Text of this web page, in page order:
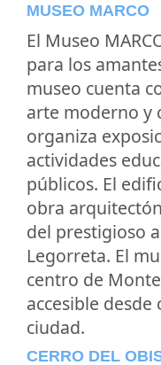
MUSEO MARCO
El Museo
para los
museo cuenta
arte moderno y
organiza
actividades
públicos. El
obra
del prestigioso
Legorreta. El
centro de
accesible
ciudad.
CERRO DEL